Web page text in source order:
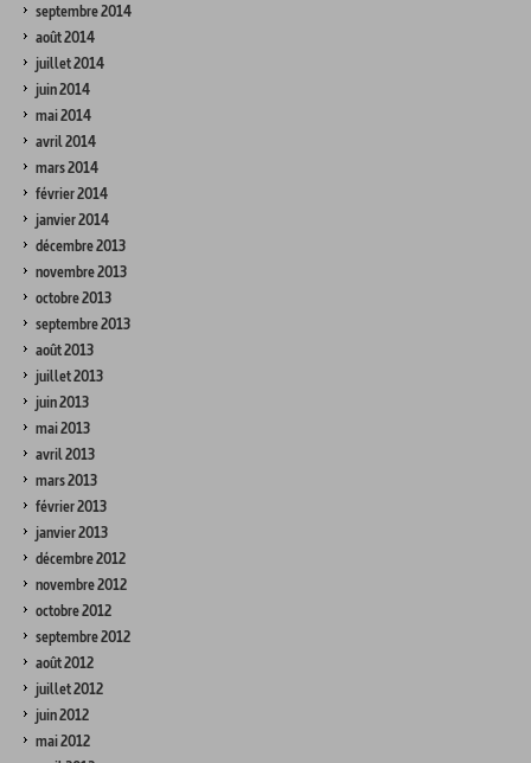
septembre 2014
août 2014
juillet 2014
juin 2014
mai 2014
avril 2014
mars 2014
février 2014
janvier 2014
décembre 2013
novembre 2013
octobre 2013
septembre 2013
août 2013
juillet 2013
juin 2013
mai 2013
avril 2013
mars 2013
février 2013
janvier 2013
décembre 2012
novembre 2012
octobre 2012
septembre 2012
août 2012
juillet 2012
juin 2012
mai 2012